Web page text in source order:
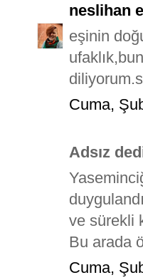
neslihan
eşinin
Cuma,
Adsız
ve sürekli
Bu arada
Cuma,